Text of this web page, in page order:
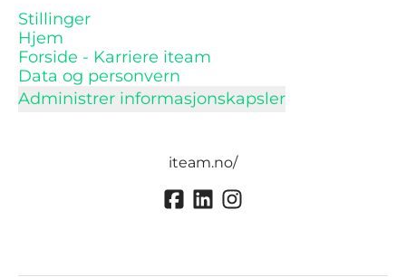
Stillinger
Hjem
Forside - Karriere iteam
Data og personvern
Administrer informasjonskapsler
iteam.no/